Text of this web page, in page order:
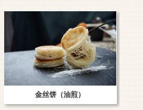
金丝饼（油煎）